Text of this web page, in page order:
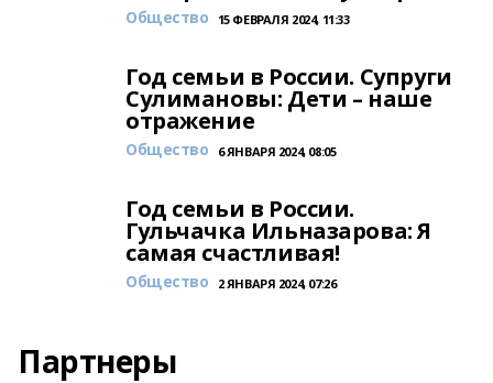
Общество 15 ФЕВРАЛЯ 2024, 11:33
Год семьи в России. Супруги
Сулимановы: Дети – наше
отражение
Общество 6 ЯНВАРЯ 2024, 08:05
Год семьи в России.
Гульчачка Ильназарова: Я
самая счастливая!
Общество 2 ЯНВАРЯ 2024, 07:26
Партнеры